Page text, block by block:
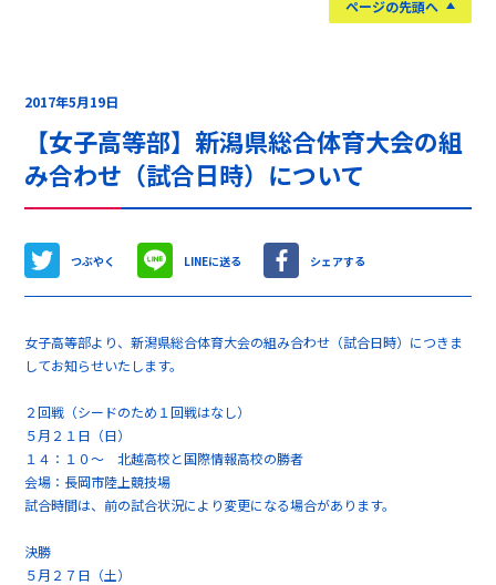
ページの先頭へ
2017年5月19日
【女子高等部】新潟県総合体育大会の組
み合わせ（試合日時）について
つぶやく LINEに送る シェアする
女子高等部より、新潟県総合体育大会の組み合わせ（試合日時）につきま
してお知らせいたします。
２回戦（シードのため１回戦はなし）
５月２１日（日）
１４：１０～ 北越高校と国際情報高校の勝者
会場：長岡市陸上競技場
試合時間は、前の試合状況により変更になる場合があります。
決勝
５月２７日（土）